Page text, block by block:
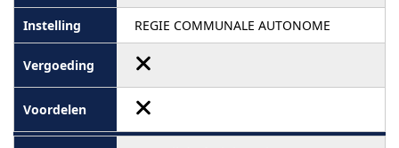
REGIE COMMUNALE AUTONOME